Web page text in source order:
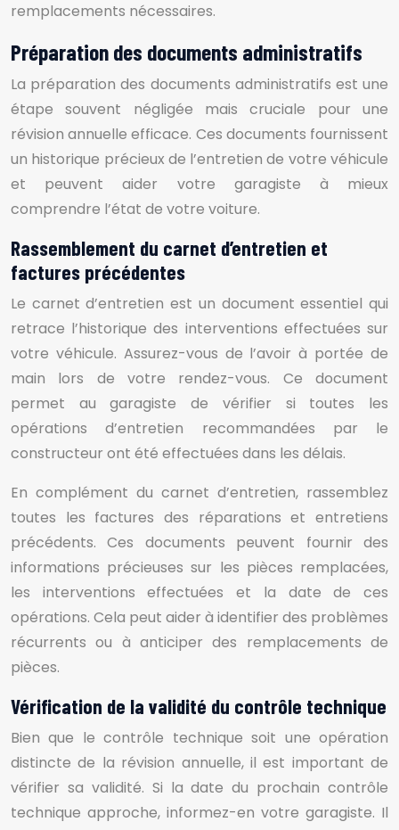
remplacements nécessaires.
Préparation des documents administratifs
La préparation des documents administratifs est une
étape souvent négligée mais cruciale pour une
révision annuelle efficace. Ces documents fournissent
un historique précieux de l’entretien de votre véhicule
et peuvent aider votre garagiste à mieux
comprendre l’état de votre voiture.
Rassemblement du carnet d’entretien et
factures précédentes
Le carnet d’entretien est un document essentiel qui
retrace l’historique des interventions effectuées sur
votre véhicule. Assurez-vous de l’avoir à portée de
main lors de votre rendez-vous. Ce document
permet au garagiste de vérifier si toutes les
opérations d’entretien recommandées par le
constructeur ont été effectuées dans les délais.
En complément du carnet d’entretien, rassemblez
toutes les factures des réparations et entretiens
précédents. Ces documents peuvent fournir des
informations précieuses sur les pièces remplacées,
les interventions effectuées et la date de ces
opérations. Cela peut aider à identifier des problèmes
récurrents ou à anticiper des remplacements de
pièces.
Vérification de la validité du contrôle technique
Bien que le contrôle technique soit une opération
distincte de la révision annuelle, il est important de
vérifier sa validité. Si la date du prochain contrôle
technique approche, informez-en votre garagiste. Il